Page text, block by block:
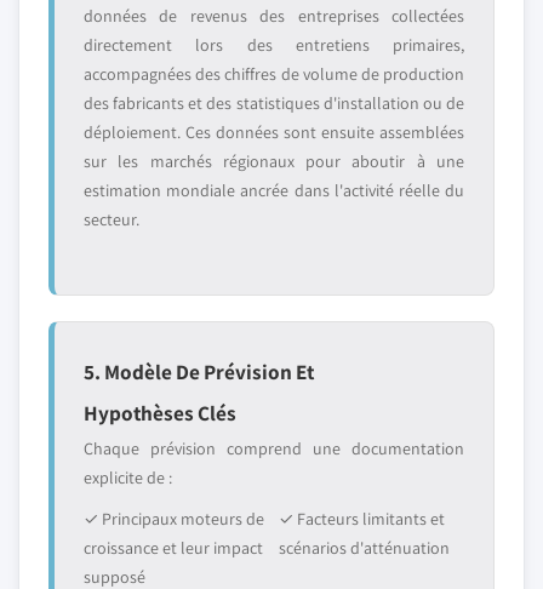
données de revenus des entreprises collectées
directement lors des entretiens primaires,
accompagnées des chiffres de volume de production
des fabricants et des statistiques d'installation ou de
déploiement. Ces données sont ensuite assemblées
sur les marchés régionaux pour aboutir à une
estimation mondiale ancrée dans l'activité réelle du
secteur.
5. Modèle De Prévision Et
Hypothèses Clés
Chaque prévision comprend une documentation
explicite de :
✓ Principaux moteurs de
croissance et leur impact
supposé
✓ Facteurs limitants et
scénarios d'atténuation